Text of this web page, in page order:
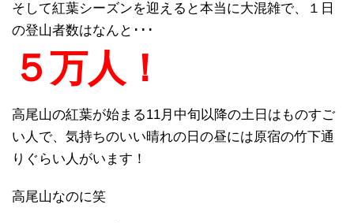
そして紅葉シーズンを迎えると本当に大混雑で、１日
の登山者数はなんと･･･
５万人！
高尾山の紅葉が始まる11月中旬以降の土日はものすご
い人で、気持ちのいい晴れの日の昼には原宿の竹下通
りぐらい人がいます！
高尾山なのに笑